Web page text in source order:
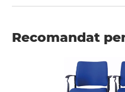
Recomandat